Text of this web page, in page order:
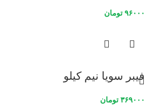
۹۶۰۰۰ تومان
فیبر سویا نیم کیلو
۳۶۹۰۰۰ تومان